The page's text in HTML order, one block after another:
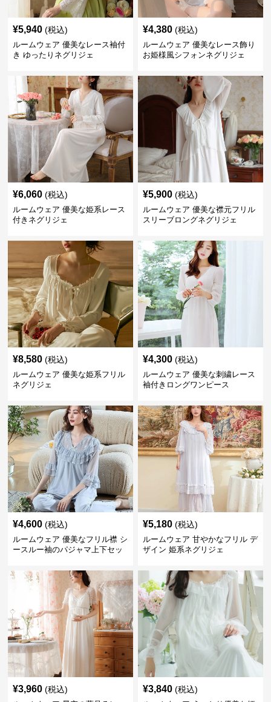
¥5,940 (税込)
ルームウェア 優美なレース袖付
き ゆったりネグリジェ
¥4,380 (税込)
ルームウェア 優美なレース飾り
お姫様風シフォンネグリジェ
¥6,060 (税込)
ルームウェア 優美な姫系レース
付きネグリジェ
¥5,900 (税込)
ルームウェア 優美な襟元フリル
スリーブロングネグリジェ
¥8,580 (税込)
ルームウェア 優美な姫系フリル
ネグリジェ
¥4,300 (税込)
ルームウェア 優美な刺繍レース
袖付きロングワンピース
¥4,600 (税込)
ルームウェア 優美なフリル襟 シ
ースルー袖のパジャマ上下セッ
¥5,180 (税込)
ルームウェア 甘やかなフリル デ
ザイン 姫系ネグリジェ
¥3,960 (税込) ¥3,840 (税込)